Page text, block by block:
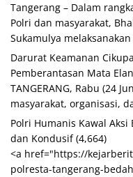
Tangerang – Dalam
Polri dan masyarakat,
Sukamulya
Darurat Keamanan
Pemberantasan Mata
TANGERANG, Rabu (24
masyarakat, organisasi,
Polri Humanis Kawal Aksi
dan Kondusif (4,664)
<a href="https://
polresta-tangerang-